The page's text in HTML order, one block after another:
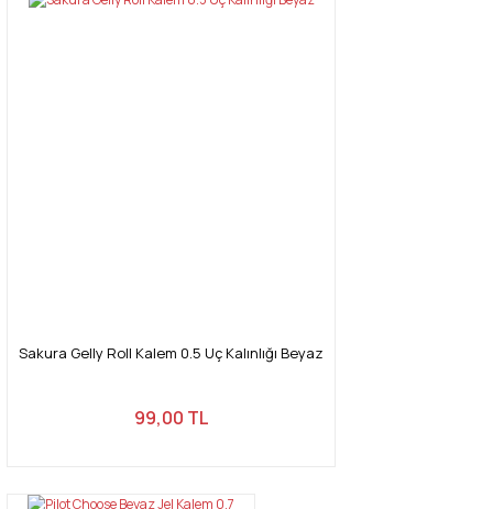
Sakura Gelly Roll Kalem 0.5 Uç Kalınlığı Beyaz
99,00 TL